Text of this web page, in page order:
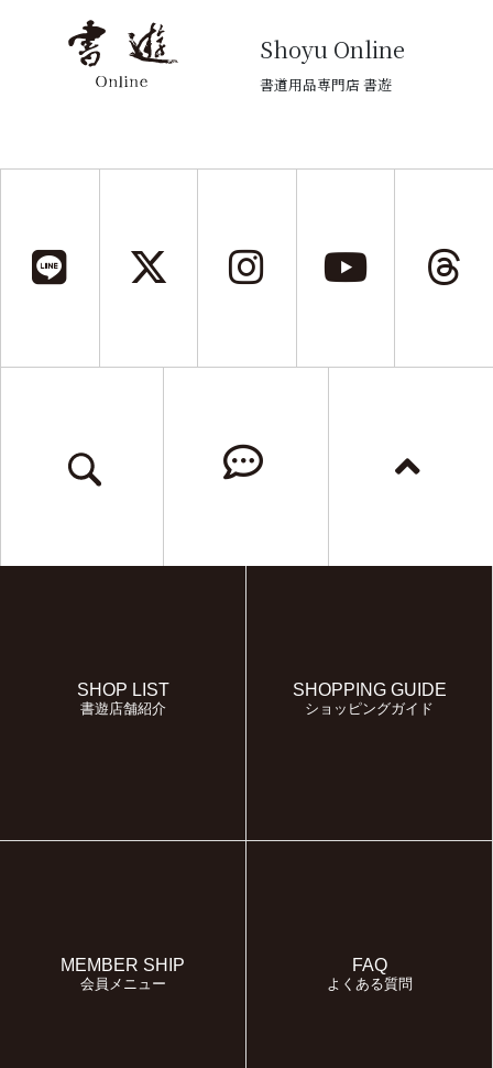
Shoyu Online
書道用品専門店 書遊
SHOP LIST
書遊店舗紹介
SHOPPING GUIDE
ショッピングガイド
MEMBER SHIP
会員メニュー
FAQ
よくある質問